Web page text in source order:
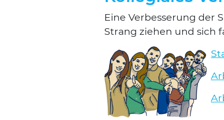
Eine Ver­bes­se­rung der
Strang zie­hen und sich